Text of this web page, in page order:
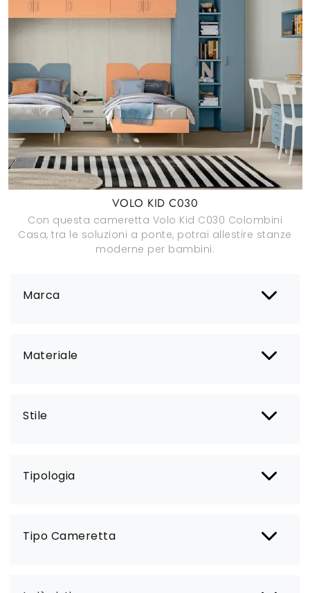
Marca
Materiale
Stile
Tipologia
Tipo Cameretta
VOLO KID C030
Con questa cameretta Volo Kid C030 Colombini
Casa, tra le soluzioni a ponte, potrai allestire stanze
moderne per bambini.